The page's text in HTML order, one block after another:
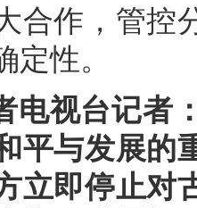
合作，管控
定性。
电视台记者
平与发展的
立即停止对